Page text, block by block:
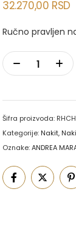
32.270,00 RSD
Ručno pravljen
Šifra proizvoda:
Kategorije: Nakit,
Oznake:ANDREA